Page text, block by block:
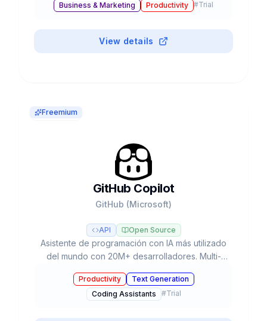
Business & Marketing
Productivity #Trial
View details
Freemium
GitHub Copilot
GitHub (Microsoft)
API Open Source
Asistente de programación con IA más utilizado
del mundo con 20M+ desarrolladores. Multi-
Coding Agent autónomo y plan gratuito.
Productivity
Text Generation
Coding Assistants
#Trial